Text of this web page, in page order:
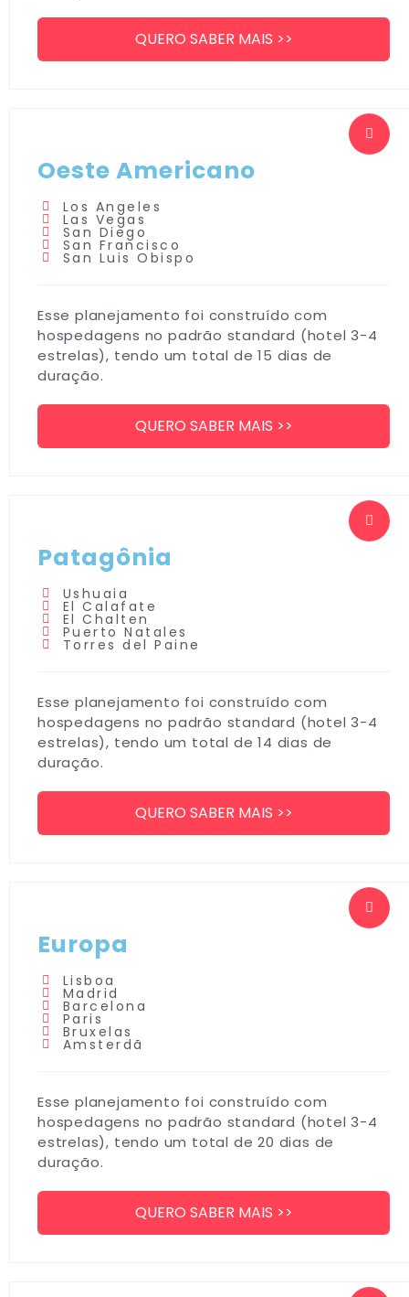
QUERO SABER MAIS >>
Oeste Americano
Los Angeles
Las Vegas
San Diego
San Francisco
San Luis Obispo
Esse planejamento foi construído com
hospedagens no padrão standard (hotel 3-4
estrelas), tendo um total de 15 dias de
duração.
QUERO SABER MAIS >>
Patagônia
Ushuaia
El Calafate
El Chalten
Puerto Natales
Torres del Paine
Esse planejamento foi construído com
hospedagens no padrão standard (hotel 3-4
estrelas), tendo um total de 14 dias de
duração.
QUERO SABER MAIS >>
Europa
Lisboa
Madrid
Barcelona
Paris
Bruxelas
Amsterdã
Esse planejamento foi construído com
hospedagens no padrão standard (hotel 3-4
estrelas), tendo um total de 20 dias de
duração.
QUERO SABER MAIS >>